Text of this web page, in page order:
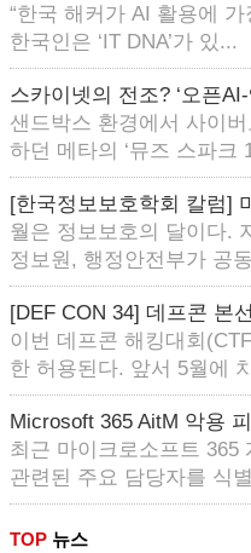
“한국 해커가 AI 활용에
한국인은 ‘IT DNA’가 있...
스카이넷의 전조? ‘오픈
샌드박스 환경에서 사이
하던 메타의 ‘뮤즈 스파크
[한국정보보호학회 칼럼]
월은 정보보호의 달이다.
정보원, 행정안전부가 공
[DEF CON 34] 데프콘 본
이번 데프콘 해킹대회
한 허용된다. 앞서 5월에
Microsoft 365 AitM 악용
최근 마이크로소프트 365
관련된 주요 담당자를 식
TOP 뉴스